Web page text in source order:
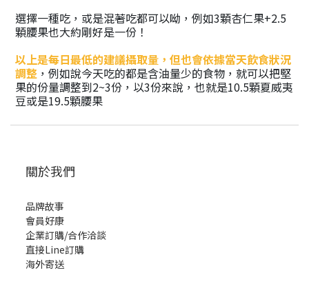
選擇一種吃，或是混著吃都可以呦，例如3顆杏仁果+2.5
顆腰果也大約剛好是一份！
以上是每日最低的建議攝取量，但也會依據當天飲食狀況
調整 ，例如說今天吃的都是含油量少的食物，就可以把堅
果的份量調整到2~3份，以3份來說，也就是10.5顆夏威夷
豆或是19.5顆腰果
關於我們
品牌故事
會員好康
企業訂購/合作洽談
直接Line訂購
海外寄送